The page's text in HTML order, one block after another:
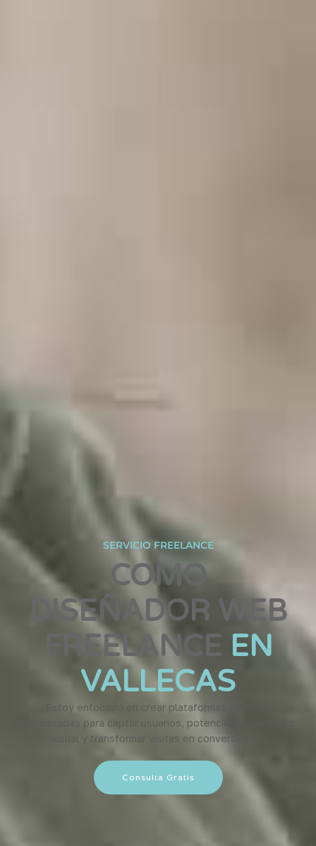
SERVICIO FREELANCE
COMO
DISEÑADOR WEB
FREELANCE EN
VALLECAS
Estoy enfocado en crear plataformas digitales
optimizadas para captar usuarios, potenciar tu identidad
visual y transformar visitas en conversiones.
Consulta Gratis